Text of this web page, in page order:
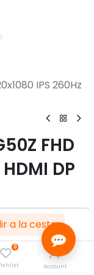
a la cesta
0
Account
IPS 260Hz
FHD
DP
CR > 10